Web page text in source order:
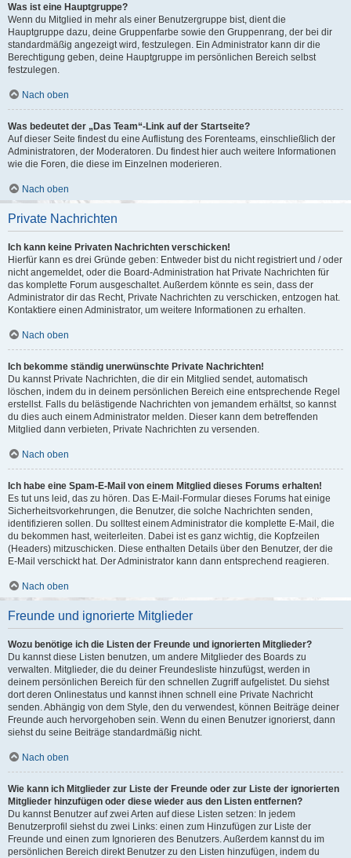
Was ist eine Hauptgruppe?
Wenn du Mitglied in mehr als einer Benutzergruppe bist, dient die
Hauptgruppe dazu, deine Gruppenfarbe sowie den Gruppenrang, der bei dir
standardmäßig angezeigt wird, festzulegen. Ein Administrator kann dir die
Berechtigung geben, deine Hauptgruppe im persönlichen Bereich selbst
festzulegen.
Nach oben
Was bedeutet der „Das Team“-Link auf der Startseite?
Auf dieser Seite findest du eine Auflistung des Forenteams, einschließlich der
Administratoren, der Moderatoren. Du findest hier auch weitere Informationen
wie die Foren, die diese im Einzelnen moderieren.
Nach oben
Private Nachrichten
Ich kann keine Privaten Nachrichten verschicken!
Hierfür kann es drei Gründe geben: Entweder bist du nicht registriert und / oder
nicht angemeldet, oder die Board-Administration hat Private Nachrichten für
das komplette Forum ausgeschaltet. Außerdem könnte es sein, dass der
Administrator dir das Recht, Private Nachrichten zu verschicken, entzogen hat.
Kontaktiere einen Administrator, um weitere Informationen zu erhalten.
Nach oben
Ich bekomme ständig unerwünschte Private Nachrichten!
Du kannst Private Nachrichten, die dir ein Mitglied sendet, automatisch
löschen, indem du in deinem persönlichen Bereich eine entsprechende Regel
erstellst. Falls du belästigende Nachrichten von jemandem erhältst, so kannst
du dies auch einem Administrator melden. Dieser kann dem betreffenden
Mitglied dann verbieten, Private Nachrichten zu versenden.
Nach oben
Ich habe eine Spam-E-Mail von einem Mitglied dieses Forums erhalten!
Es tut uns leid, das zu hören. Das E-Mail-Formular dieses Forums hat einige
Sicherheitsvorkehrungen, die Benutzer, die solche Nachrichten senden,
identifizieren sollen. Du solltest einem Administrator die komplette E-Mail, die
du bekommen hast, weiterleiten. Dabei ist es ganz wichtig, die Kopfzeilen
(Headers) mitzuschicken. Diese enthalten Details über den Benutzer, der die
E-Mail verschickt hat. Der Administrator kann dann entsprechend reagieren.
Nach oben
Freunde und ignorierte Mitglieder
Wozu benötige ich die Listen der Freunde und ignorierten Mitglieder?
Du kannst diese Listen benutzen, um andere Mitglieder des Boards zu
verwalten. Mitglieder, die du deiner Freundesliste hinzufügst, werden in
deinem persönlichen Bereich für den schnellen Zugriff aufgelistet. Du siehst
dort deren Onlinestatus und kannst ihnen schnell eine Private Nachricht
senden. Abhängig von dem Style, den du verwendest, können Beiträge deiner
Freunde auch hervorgehoben sein. Wenn du einen Benutzer ignorierst, dann
siehst du seine Beiträge standardmäßig nicht.
Nach oben
Wie kann ich Mitglieder zur Liste der Freunde oder zur Liste der ignorierten
Mitglieder hinzufügen oder diese wieder aus den Listen entfernen?
Du kannst Benutzer auf zwei Arten auf diese Listen setzen: In jedem
Benutzerprofil siehst du zwei Links: einen zum Hinzufügen zur Liste der
Freunde und einen zum Ignorieren des Benutzers. Außerdem kannst du im
persönlichen Bereich direkt Benutzer zu den Listen hinzufügen, indem du